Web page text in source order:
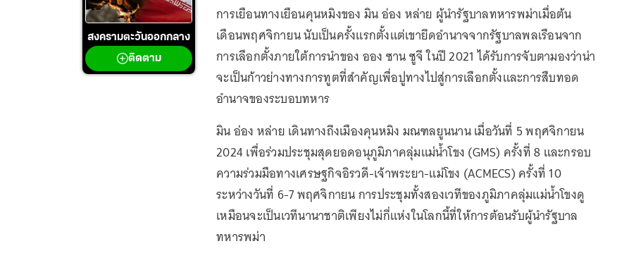
สงครามตะวันออกกลาง
ติดตาม
การเยือนทางเยือนคุนหมิงของ มิน อ่อง หล่าย ผู้นำรัฐบาลทหารพม่าเมื่อต้น
เดือนพฤศจิกายน นับเป็นครั้งแรกตั้งแต่เขายึดอำนาจจากรัฐบาลพลเรือนจาก
การเลือกตั้งภายใต้การนำของ ออง ซาน ซูจี ในปี 2021 ได้รับการจับตามองว่าน่า
จะเป็นก้าวย่างทางการทูตที่สำคัญเพื่อปูทางไปสู่การเลือกตั้งและการสืบทอด
อำนาจของระบอบทหาร
มิน อ่อง หล่าย เดินทางถึงเมืองคุนหมิง มณฑลยูนนาน เมื่อวันที่ 5 พฤศจิกายน
2024 เพื่อร่วมประชุมสุดยอดอนุภูมิภาคลุ่มแม่น้ำโขง (GMS) ครั้งที่ 8 และกรอบ
ความร่วมมือทางเศรษฐกิจอิรวดี-เจ้าพระยา-แม่โขง (ACMECS) ครั้งที่ 10
ระหว่างวันที่ 6-7 พฤศจิกายน การประชุมทั้งสองเวทีของภูมิภาคลุ่มแม่น้ำโขงดู
เหมือนจะเป็นเวทีนานาชาติเพียงไม่กี่แห่งในโลกนี้ที่ให้การต้อนรับผู้นำรัฐบาล
ทหารพม่า